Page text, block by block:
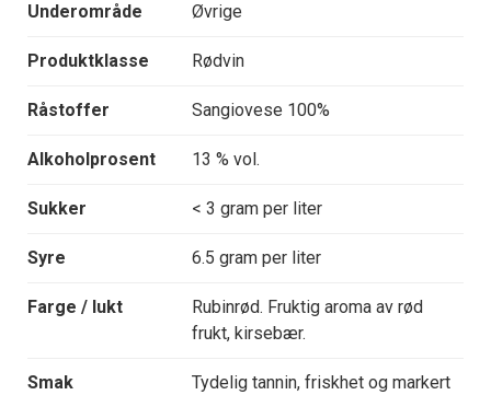
Underområde Øvrige
Produktklasse Rødvin
Råstoffer Sangiovese 100%
Alkoholprosent 13 % vol.
Sukker < 3 gram per liter
Syre 6.5 gram per liter
Farge / lukt
Rubinrød. Fruktig aroma av rød
frukt, kirsebær.
Smak
Tydelig tannin, friskhet og markert